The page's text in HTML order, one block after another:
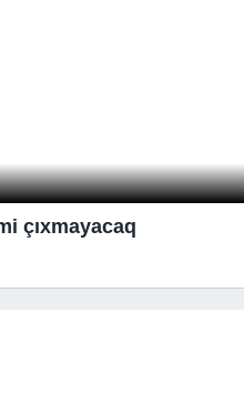
çıxmayacaq